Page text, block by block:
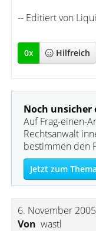
-- Editiert von
0x Hilfreich
Noch unsicher
Auf Frag-einen-
Rechtsanwalt
bestimmen den
Jetzt zum
6. November
Von wastl